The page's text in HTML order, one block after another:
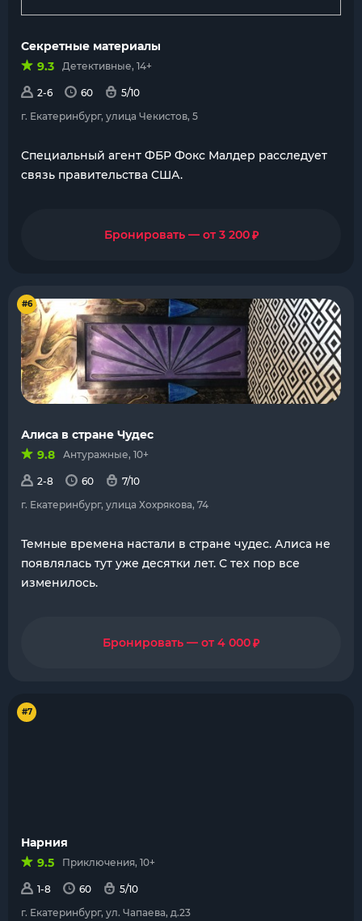
Секретные материалы
9.3
Детективные, 14+
2-6 60
5/10
г. Екатеринбург, улица Чекистов, 5
Специальный агент ФБР Фокс Малдер расследует
связь правительства США.
Бронировать — от 3 200₽
#6
Алиса в стране Чудес
9.8
Антуражные, 10+
2-8 60
7/10
г. Екатеринбург, улица Хохрякова, 74
Темные времена настали в стране чудес. Алиса не
появлялась тут уже десятки лет. С тех пор все
изменилось.
Бронировать — от 4 000₽
#7
Нарния
9.5
Приключения, 10+
1-8 60
5/10
г. Екатеринбург, ул. Чапаева, д.23